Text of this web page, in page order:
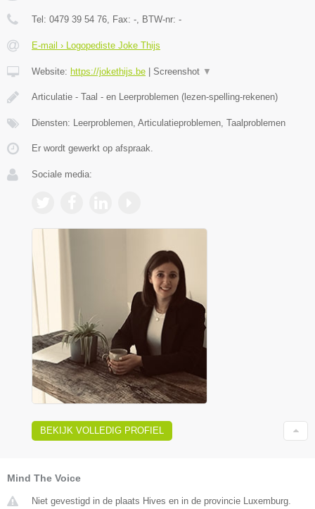
Tel: 0479 39 54 76, Fax: -, BTW-nr: -
E-mail › Logopediste Joke Thijs
Website: https://jokethijs.be Screenshot ▼
Articulatie - Taal - en Leerproblemen (lezen-spelling-rekenen)
Diensten: Leerproblemen, Articulatieproblemen, Taalproblemen
Er wordt gewerkt op afspraak.
Sociale media:
BEKIJK VOLLEDIG PROFIEL
Mind The Voice
Niet gevestigd in de plaats Hives en in de provincie Luxemburg.